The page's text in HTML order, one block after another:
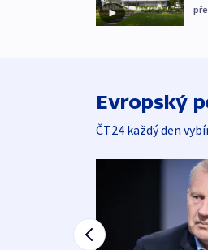
Evropský
ČT24 každý den